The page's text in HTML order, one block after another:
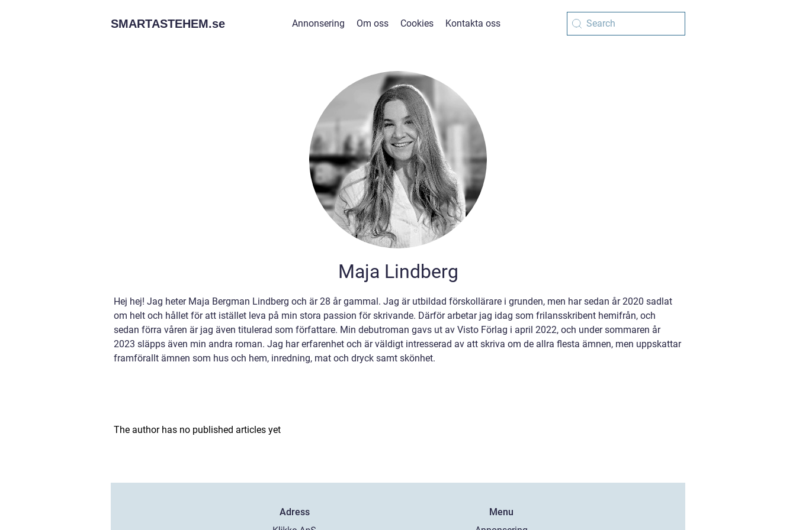
SMARTASTEHEM.se Annonsering Om oss Cookies Kontakta oss
Maja Lindberg
Hej hej! Jag heter Maja Bergman Lindberg och är 28 år gammal. Jag är utbildad förskollärare i grunden, men har sedan år 2020 sadlat
om helt och hållet för att istället leva på min stora passion för skrivande. Därför arbetar jag idag som frilansskribent hemifrån, och
sedan förra våren är jag även titulerad som författare. Min debutroman gavs ut av Visto Förlag i april 2022, och under sommaren år
2023 släpps även min andra roman. Jag har erfarenhet och är väldigt intresserad av att skriva om de allra flesta ämnen, men uppskattar
framförallt ämnen som hus och hem, inredning, mat och dryck samt skönhet.
The author has no published articles yet
Adress
Menu